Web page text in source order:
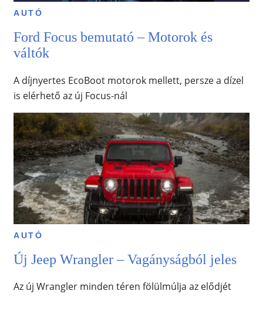
AUTÓ
Ford Focus bemutató – Motorok és
váltók
A díjnyertes EcoBoot motorok mellett, persze a dízel
is elérhető az új Focus-nál
AUTÓ
Új Jeep Wrangler – Vagányságból jeles
Az új Wrangler minden téren fölülmúlja az elődjét